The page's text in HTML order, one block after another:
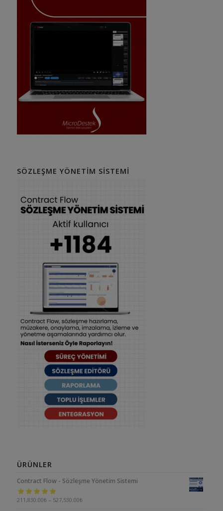
SÖZLEŞME YÖNETIM SISTEMI
ÜRÜNLER
Contract Flow - Sözleşme Yönetim Sistemi
5 üzerinden
211,830.00₺ – 527,530.00₺